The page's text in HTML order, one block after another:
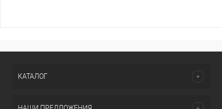
КАТАЛОГ